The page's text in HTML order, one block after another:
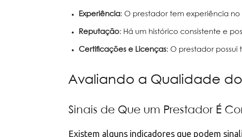
Experiência: O prestador tem experiência
Reputação: Há um histórico consistente e
Certificações e Licenças: O prestador possui
Avaliando a Qualidade
Sinais de Que um Prestador É
Existem alguns indicadores que podem